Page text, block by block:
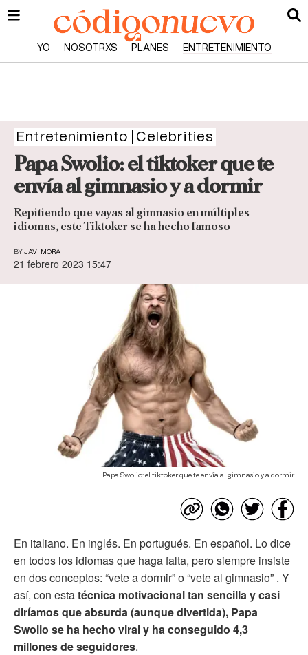
YO NOSOTRXS PLANES ENTRETENIMIENTO
Entretenimiento Celebrities
Papa Swolio: el tiktoker que te
envía al gimnasio y a dormir
Repitiendo que vayas al gimnasio en múltiples
idiomas, este Tiktoker se ha hecho famoso
BY JAVI MORA
21 febrero 2023 15:47
Papa Swolio: el tiktoker que te envía al gimnasio y a dormir
En italiano. En inglés. En portugués. En español. Lo dice
en todos los idiomas que haga falta, pero siempre insiste
en dos conceptos: “vete a dormir” o “vete al gimnasio” . Y
así, con estatécnica motivacional tan sencilla y casi
diríamos que absurda (aunque divertida), Papa
Swolio se ha hecho viral y ha conseguido 4,3
millones de seguidores.